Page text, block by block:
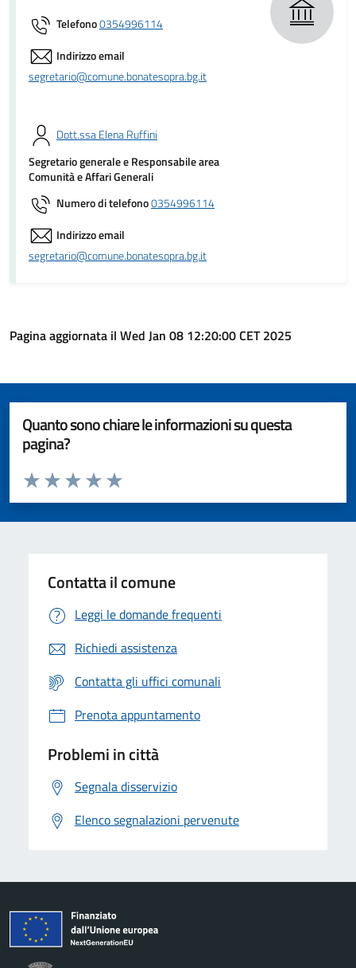
Telefono0354996114
Indirizzo email
segretario@comune.bonatesopra.bg.it
Dott.ssa Elena Ruffini
Segretario generale e Responsabile area
Comunità e Affari Generali
Numero di telefono0354996114
Indirizzo email
segretario@comune.bonatesopra.bg.it
Pagina aggiornata il Wed Jan 08 12:20:00 CET 2025
Quanto sono chiare le informazioni su questa
pagina?
Valuta da 1 a 5 stelle la pagina
Valuta 5 stelle su 5
Valuta 4 stelle su 5
Valuta 3 stelle su 5
Valuta 2 stelle su 5
Valuta 1 stelle su 5
Contatta il comune
Leggi le domande frequenti
Richiedi assistenza
Contatta gli uffici comunali
Prenota appuntamento
Problemi in città
Segnala disservizio
Elenco segnalazioni pervenute